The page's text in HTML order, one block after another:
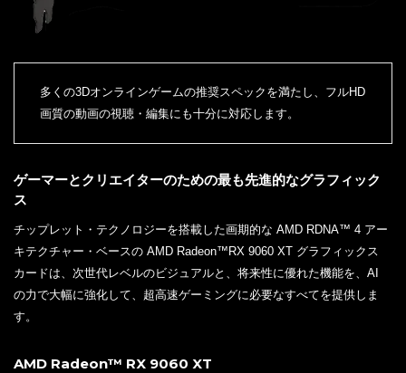
多くの3Dオンラインゲームの推奨スペックを満たし、フルHD
画質の動画の視聴・編集にも十分に対応します。
ゲーマーとクリエイターのための最も先進的なグラフィック
ス
チップレット・テクノロジーを搭載した画期的な AMD RDNA™ 4 アー
キテクチャー・ベースの AMD Radeon™RX 9060 XT グラフィックス
カードは、次世代レベルのビジュアルと、将来性に優れた機能を、AI
の力で大幅に強化して、超高速ゲーミングに必要なすべてを提供しま
す。
AMD Radeon™ RX 9060 XT